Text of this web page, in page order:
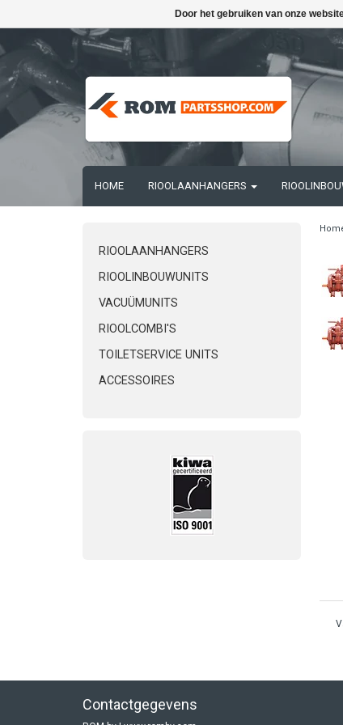
HOME RIOOLAANHANGERS
RIOOLAANHANGERS
RIOOLINBOUWUNITS
VACUÜMUNITS
RIOOLCOMBI'S
TOILETSERVICE UNITS
ACCESSOIRES
Contactgegevens
Door het gebruiken van onze